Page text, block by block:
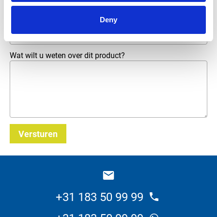
Deny
Wat wilt u weten over dit product?
Versturen
+31 183 50 99 99